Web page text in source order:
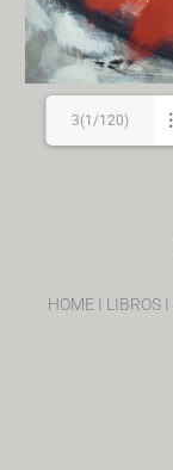
3(1/120)
HOME I LIBROS I